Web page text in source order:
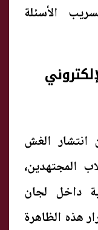
الأسئلة
الغش
المجتهدين،
داخل لجان
هذه الظاهرة